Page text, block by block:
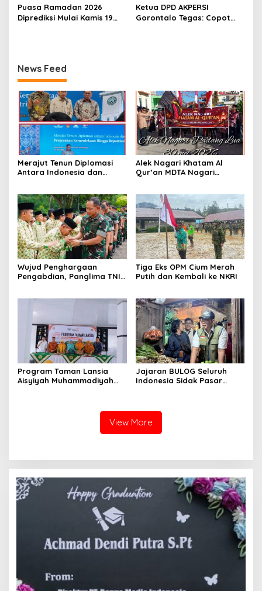
Pesantren Lansia
Harga Beras dan Minyakita
Stabil Selama Ramadhan
dan Lebaran 2026
Puasa Ramadan 2026
Diprediksi Mulai Kamis 19
Ketua DPD AKPERSI
Gorontalo Tegas: Copot
News Feed
Merajut Tenun Diplomasi
Antara Indonesia dan
Alek Nagari Khatam Al
Qur’an MDTA Nagari
Wujud Penghargaan
Pengabdian, Panglima TNI
Tiga Eks OPM Cium Merah
Putih dan Kembali ke NKRI
Program Taman Lansia
Aisyiyah Muhammadiyah
Jajaran BULOG Seluruh
Indonesia Sidak Pasar
dan Lebaran 2026
View More